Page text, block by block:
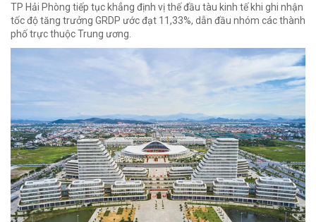
TP Hải Phòng tiếp tục khẳng định vị thế đầu tàu kinh tế khi ghi nhận
tốc độ tăng trưởng GRDP ước đạt 11,33%, dẫn đầu nhóm các thành
phố trực thuộc Trung ương.